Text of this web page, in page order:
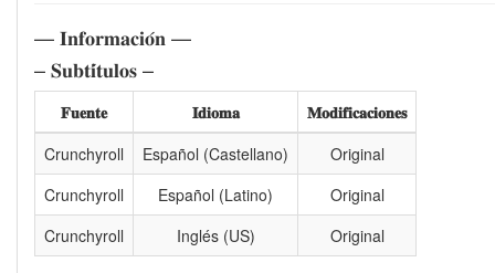
— 𝐈𝐧𝐟𝐨𝐫𝐦𝐚𝐜𝐢𝐨́𝐧 —
– 𝐒𝐮𝐛𝐭𝐢́𝐭𝐮𝐥𝐨𝐬 –
𝐅𝐮𝐞𝐧𝐭𝐞 𝐈𝐝𝐢𝐨𝐦𝐚
𝐌𝐨𝐝𝐢𝐟𝐢𝐜𝐚𝐜𝐢𝐨𝐧𝐞𝐬
Crunchyroll
Español (Castellano)
Original
Crunchyroll
Español (Latino)
Original
Crunchyroll
Inglés (US) Original